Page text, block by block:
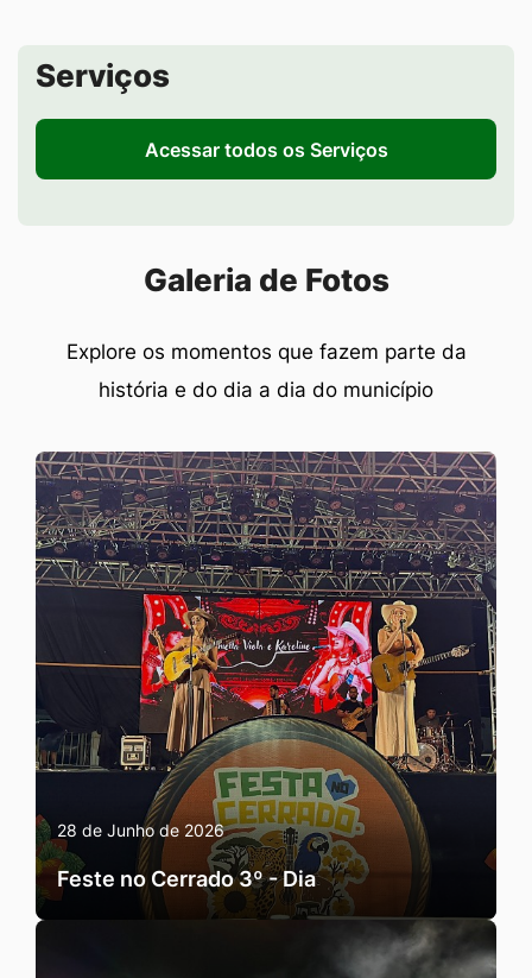
Seção de Serviços
Serviços
Acessar todos os Serviços
Seção Galeria de Fotos
Galeria de Fotos
Explore os momentos que fazem parte da
história e do dia a dia do município
28 de Junho de 2026
Feste no Cerrado 3º - Dia